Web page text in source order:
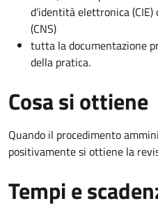
d’identità elettronica
(CNS)
tutta la documentazione
della pratica.
Cosa si ottiene
Quando il procedimento
positivamente si ottiene la
Tempi e